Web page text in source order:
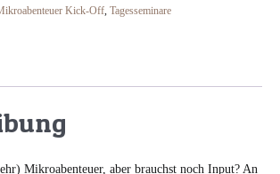
Kick-Off Tagesseminare
Mikroabenteuer, aber brauchst noch Input? An